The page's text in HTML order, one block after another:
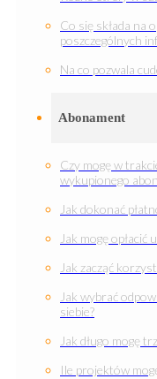
Co się składa na
poszczególnych
Na co pozwala
Abonament
Czy mogę w
wykupionego
Jak dokonać
Jak mogę opłacić
Jak zacząć
Jak wybrać
siebie?
Jak długo mogę
Ile projektów